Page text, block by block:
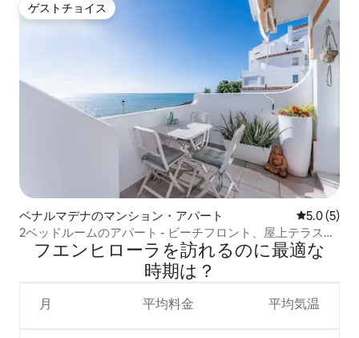
ゲストチョイス
ゲストチョイス
ベナルマデナのマンション・アパート レビュー5
5.0 (5)
2ベッドルームのアパート - ビーチフロント、屋上テラス付
フエンヒローラを訪⁠れ⁠るの⁠に最⁠適⁠な
時⁠期⁠は⁠？
月 平均料金 平均気温